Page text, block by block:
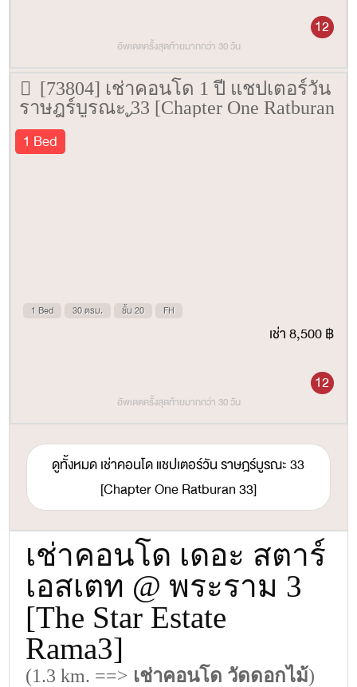
12
อัพเดตครั้งสุดท้ายมากกว่า 30 วัน
[73804] เช่าคอนโด 1 ปี แชปเตอร์วัน
ราษฎร์บูรณะ 33 [Chapter One Ratburan
33] 30 ตรม. ชั้น 20
1 Bed
1 Bed 30 ตรม. ชั้น 20 FH
เช่า 8,500 ฿
12
อัพเดตครั้งสุดท้ายมากกว่า 30 วัน
ดูทั้งหมด เช่าคอนโด แชปเตอร์วัน ราษฎร์บูรณะ 33
[Chapter One Ratburan 33]
เช่าคอนโด เดอะ สตาร์
เอสเตท @ พระราม 3
[The Star Estate
Rama3]
(1.3 km. ==> เช่าคอนโด วัดดอกไม้)